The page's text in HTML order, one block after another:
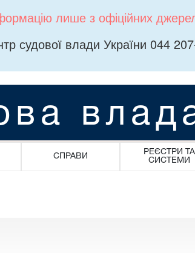
лише з офіційних
судової влади України 044
СПРАВИ
РЕЄСТРИ ТА
СИСТЕМИ